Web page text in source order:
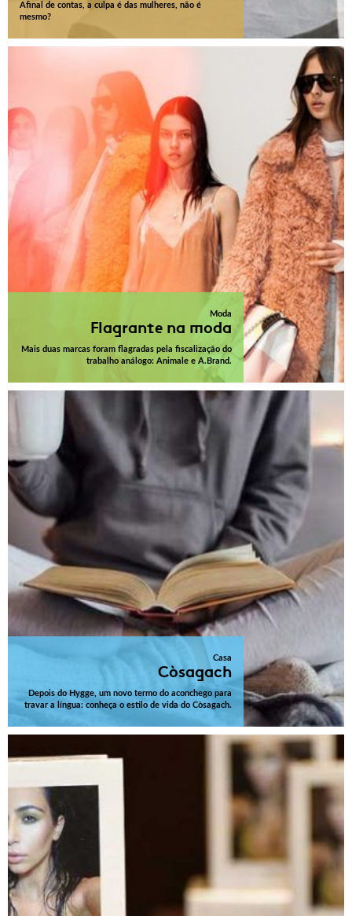
Afinal de contas, a culpa é das mulheres, não é
mesmo?
Moda
Flagrante na moda
Mais duas marcas foram flagradas pela fiscalização do
trabalho análogo: Animale e A.Brand.
Casa
Còsagach
Depois do Hygge, um novo termo do aconchego para
travar a língua: conheça o estilo de vida do Còsagach.